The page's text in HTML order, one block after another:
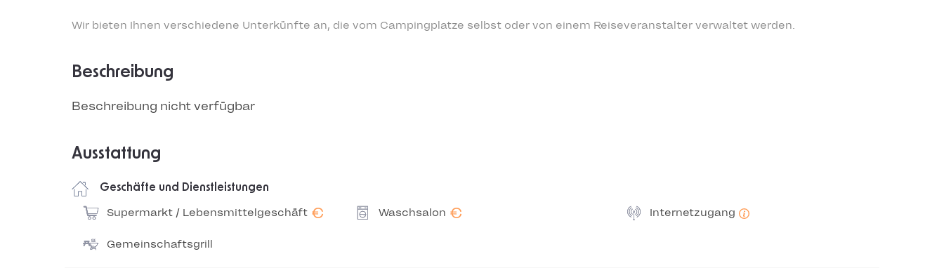
Wir bieten Ihnen verschiedene Unterkünfte an, die vom Campingplatze selbst oder von einem Reiseveranstalter verwaltet werden.
Beschreibung
Beschreibung nicht verfügbar
Ausstattung
Geschäfte und Dienstleistungen
Supermarkt / Lebensmittelgeschäft € Waschsalon € Internetzugang
Gemeinschaftsgrill